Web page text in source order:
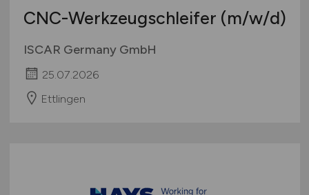
CNC-Werkzeugschleifer (m/w/d)
ISCAR Germany GmbH
25.07.2026
Ettlingen